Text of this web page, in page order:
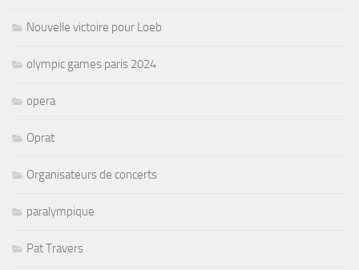
Nouvelle victoire pour Loeb
olympic games paris 2024
opera
Oprat
Organisateurs de concerts
paralympique
Pat Travers